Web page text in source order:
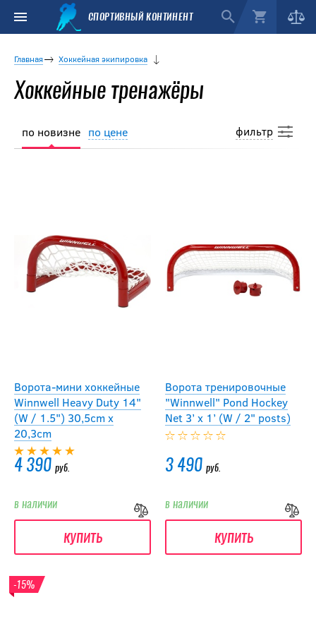
СПОРТИВНЫЙ КОНТИНЕНТ
Главная Хоккейная экипировка
Хоккейные тренажёры
фильтр
по новизне по цене
Ворота-мини хоккейные
Winnwell Heavy Duty 14"
(W / 1.5") 30,5cm x
20,3cm
4 390 руб.
в наличии
купить
Ворота тренировочные
"Winnwell" Pond Hockey
Net 3’ x 1’ (W / 2" posts)
3 490 руб.
в наличии
купить
-15%